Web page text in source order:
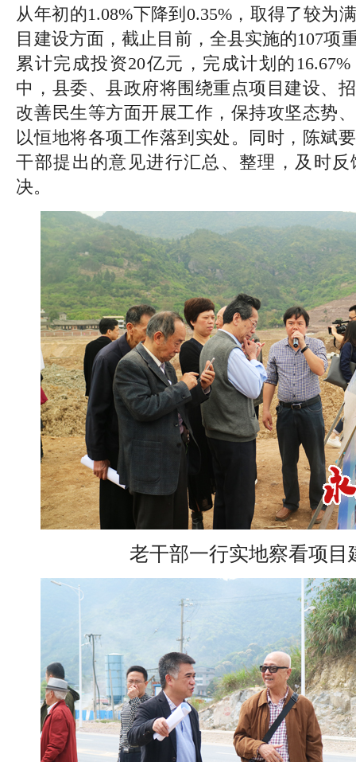
从年初的1.08%下降到0.35%，取得了较为
目建设方面，截止目前，全县实施的107项
累计完成投资20亿元，完成计划的
中，县委、县政府将围绕重点项目建设、
改善民生等方面开展工作，保持攻坚态势
以恒地将各项工作落到实处。同时，陈斌
干部提出的意见进行汇总、整理，及时
决。
老干部一行实地察看项目